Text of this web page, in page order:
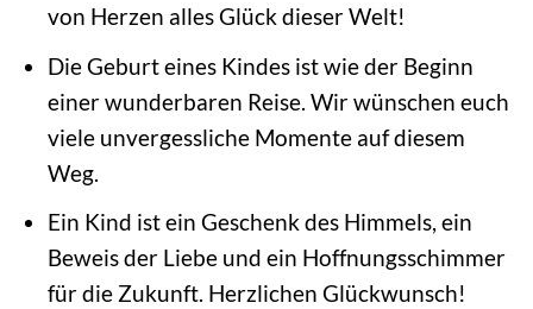
von Herzen alles Glück dieser Welt!
Die Geburt eines Kindes ist wie der Beginn
einer wunderbaren Reise. Wir wünschen euch
viele unvergessliche Momente auf diesem
Weg.
Ein Kind ist ein Geschenk des Himmels, ein
Beweis der Liebe und ein Hoffnungsschimmer
für die Zukunft. Herzlichen Glückwunsch!